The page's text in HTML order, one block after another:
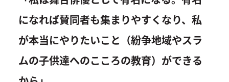
になれば賛同者も集まりやすくなり、私
が本当にやりたいこと（紛争地域やスラ
ムの子供達へのこころの教育）ができる